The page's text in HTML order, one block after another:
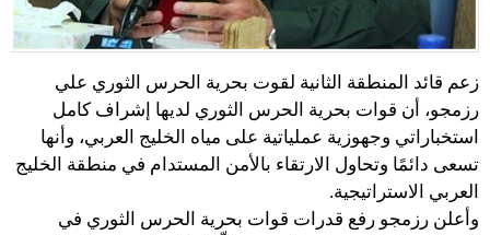
زعم قائد المنطقة الثانية لقوت بحرية الحرس الثوري علي
رزمجو، أن قوات بحرية الحرس الثوري لديها إشراف كامل
استخباراتي وجهوزية عملياتية على مياه الخليج العربي، وأنها
تسعى دائمًا وتحاول الارتقاء بالأمن المستدام في منطقة الخليج
العربي الاستراتيجية.
وأعلن رزمجو رفع قدرات قوات بحرية الحرس الثوري في